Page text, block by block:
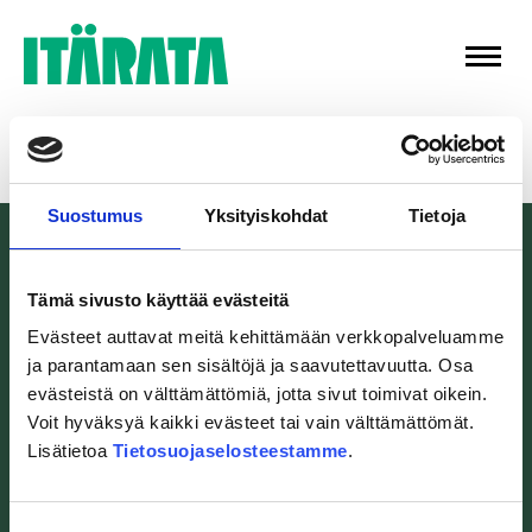
Suostumus Yksityiskohdat Tietoja
Tämä sivusto käyttää evästeitä
Evästeet auttavat meitä kehittämään verkkopalveluamme
ja parantamaan sen sisältöjä ja saavutettavuutta. Osa
evästeistä on välttämättömiä, jotta sivut toimivat oikein.
Voit hyväksyä kaikki evästeet tai vain välttämättömät.
Lisätietoa Tietosuojaselosteestamme.
Skip
content
Itärata Oy
Erottajankatu 2
00120 Helsinki